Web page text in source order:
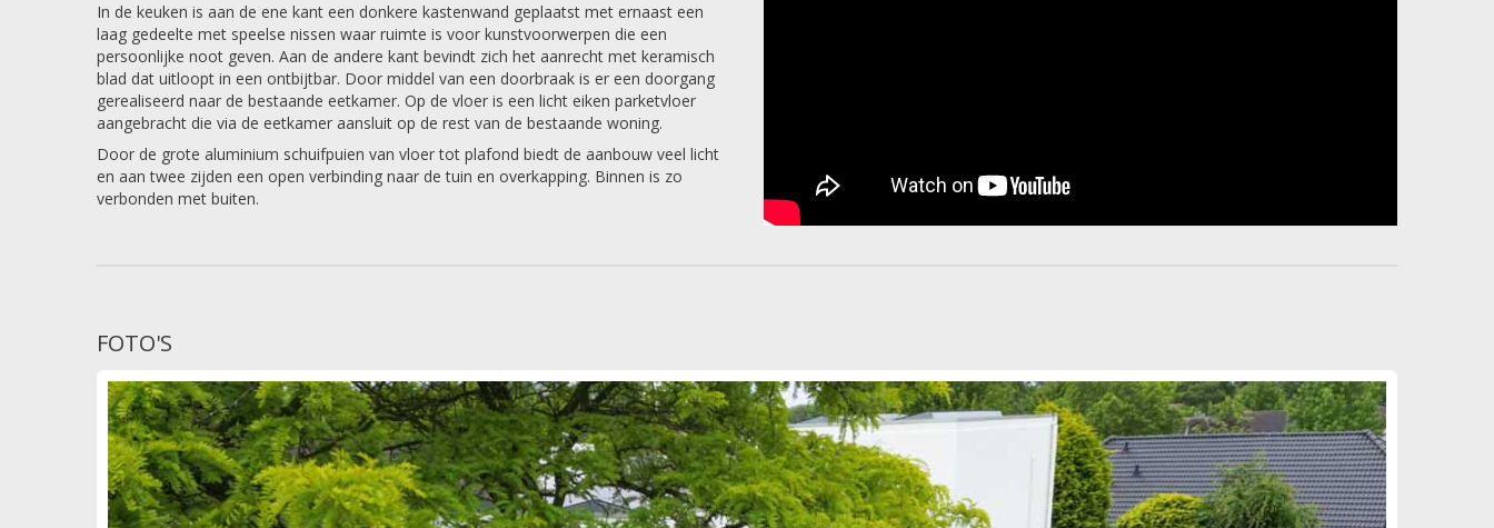
In de keuken is aan de ene kant een donkere kastenwand geplaatst met ernaast een
laag gedeelte met speelse nissen waar ruimte is voor kunstvoorwerpen die een
persoonlijke noot geven. Aan de andere kant bevindt zich het aanrecht met keramisch
blad dat uitloopt in een ontbijtbar. Door middel van een doorbraak is er een doorgang
gerealiseerd naar de bestaande eetkamer. Op de vloer is een licht eiken parketvloer
aangebracht die via de eetkamer aansluit op de rest van de bestaande woning.
Door de grote aluminium schuifpuien van vloer tot plafond biedt de aanbouw veel licht
en aan twee zijden een open verbinding naar de tuin en overkapping. Binnen is zo
verbonden met buiten.
FOTO'S